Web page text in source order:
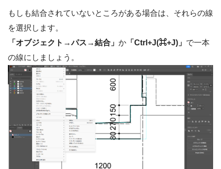
もしも結合されていないところがある場合は、それらの線
を選択します。
「オブジェクト→パス→結合」 か 「Ctrl+J(⌘+J)」 で一本
の線にしましょう。